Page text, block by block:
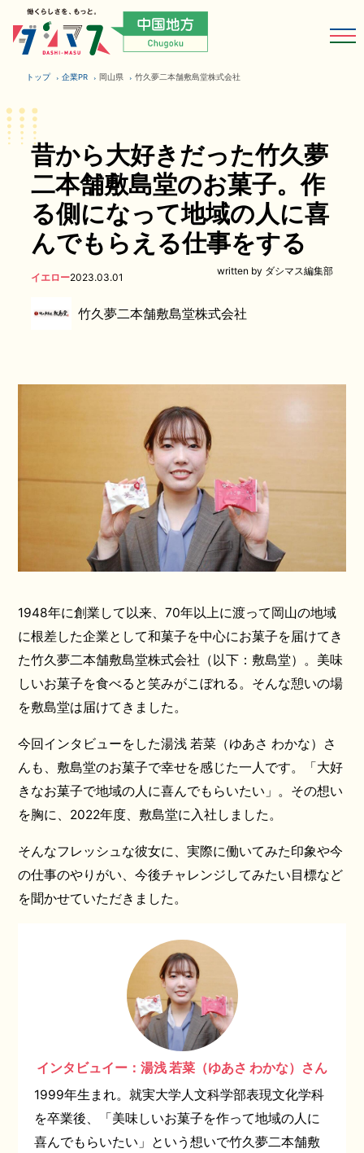
トップ 企業PR 岡山県 竹久夢二本舗敷島堂株式会社
昔から大好きだった竹久夢
二本舗敷島堂のお菓子。作
る側になって地域の人に喜
んでもらえる仕事をする
イエロー2023.03.01
written by ダシマス編集部
竹久夢二本舗敷島堂株式会社
1948年に創業して以来、70年以上に渡って岡山の地域
に根差した企業として和菓子を中心にお菓子を届けてき
た竹久夢二本舗敷島堂株式会社（以下：敷島堂）。美味
しいお菓子を食べると笑みがこぼれる。そんな憩いの場
を敷島堂は届けてきました。
今回インタビューをした湯浅 若菜（ゆあさ わかな）さ
んも、敷島堂のお菓子で幸せを感じた一人です。「大好
きなお菓子で地域の人に喜んでもらいたい」。その想い
を胸に、2022年度、敷島堂に入社しました。
そんなフレッシュな彼女に、実際に働いてみた印象や今
の仕事のやりがい、今後チャレンジしてみたい目標など
を聞かせていただきました。
インタビュイー：湯浅 若菜（ゆあさ わかな）さん
1999年生まれ。就実大学人文科学部表現文化学科
を卒業後、「美味しいお菓子を作って地域の人に
喜んでもらいたい」という想いで竹久夢二本舗敷